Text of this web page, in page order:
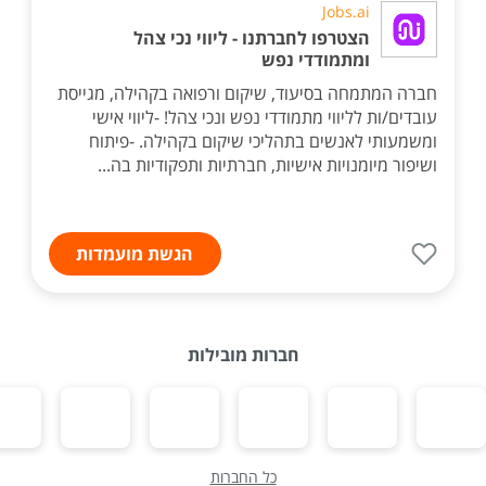
Jobs.ai
הצטרפו לחברתנו - ליווי נכי צהל
ומתמודדי נפש
חברה המתמחה בסיעוד, שיקום ורפואה בקהילה, מגייסת
עובדים/ות לליווי מתמודדי נפש ונכי צהל! -ליווי אישי
ומשמעותי לאנשים בתהליכי שיקום בקהילה. -פיתוח
ושיפור מיומנויות אישיות, חברתיות ותפקודיות בה...
הגשת מועמדות
חברות מובילות
כל החברות